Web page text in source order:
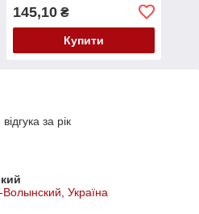
145,10₴
Купити
за рік
Україна